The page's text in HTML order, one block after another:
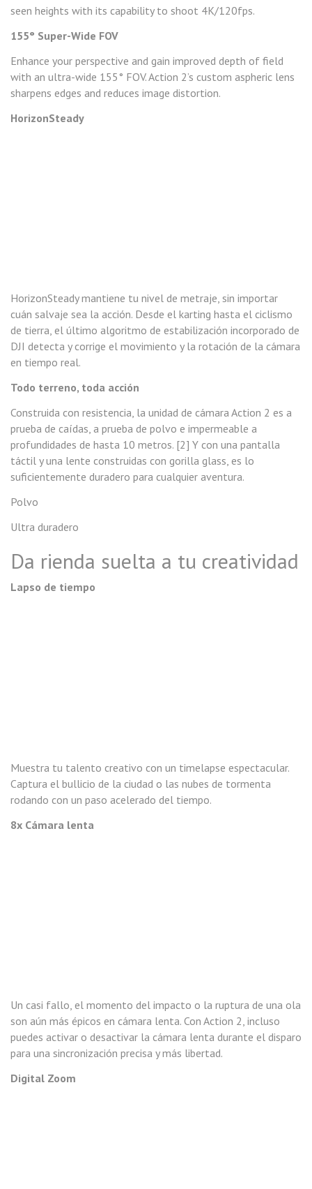
seen heights with its capability to shoot 4K/120fps.
155° Super-Wide FOV
Enhance your perspective and gain improved depth of field
with an ultra-wide 155° FOV. Action 2’s custom aspheric lens
sharpens edges and reduces image distortion.
HorizonSteady
HorizonSteady mantiene tu nivel de metraje, sin importar
cuán salvaje sea la acción. Desde el karting hasta el ciclismo
de tierra, el último algoritmo de estabilización incorporado de
DJI detecta y corrige el movimiento y la rotación de la cámara
en tiempo real.
Todo terreno, toda acción
Construida con resistencia, la unidad de cámara Action 2 es a
prueba de caídas, a prueba de polvo e impermeable a
profundidades de hasta 10 metros. [2] Y con una pantalla
táctil y una lente construidas con gorilla glass, es lo
suficientemente duradero para cualquier aventura.
Polvo
Ultra duradero
Da rienda suelta a tu creatividad
Lapso de tiempo
Muestra tu talento creativo con un timelapse espectacular.
Captura el bullicio de la ciudad o las nubes de tormenta
rodando con un paso acelerado del tiempo.
8x Cámara lenta
Un casi fallo, el momento del impacto o la ruptura de una ola
son aún más épicos en cámara lenta. Con Action 2, incluso
puedes activar o desactivar la cámara lenta durante el disparo
para una sincronización precisa y más libertad.
Digital Zoom